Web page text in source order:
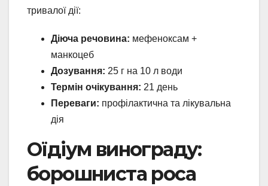
тривалої дії:
Діюча речовина: мефеноксам +
манкоцеб
Дозування: 25 г на 10 л води
Термін очікування: 21 день
Переваги: профілактична та лікувальна
дія
Оїдіум винограду:
борошниста роса